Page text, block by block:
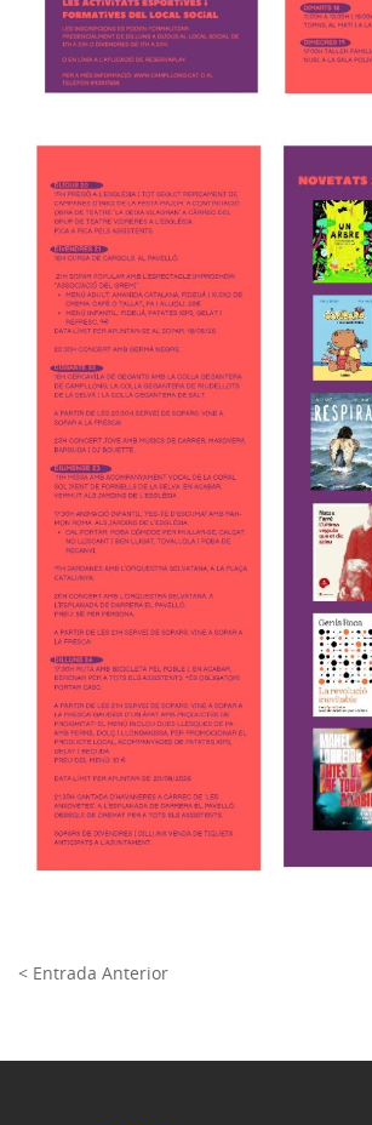
< Entrada Anterior